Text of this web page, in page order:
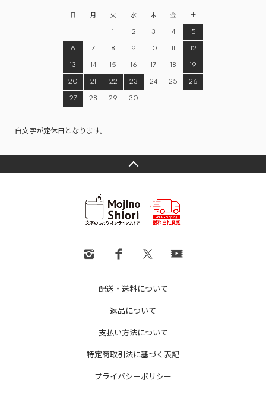
日 月 火 水 木 金 土
1 2 3 4 5
6 7 8 9 10 11 12
13 14 15 16 17 18 19
20 21 22 23 24 25 26
27 28 29 30
白文字が定休日となります。
配送・送料について
返品について
支払い方法について
特定商取引法に基づく表記
プライバシーポリシー